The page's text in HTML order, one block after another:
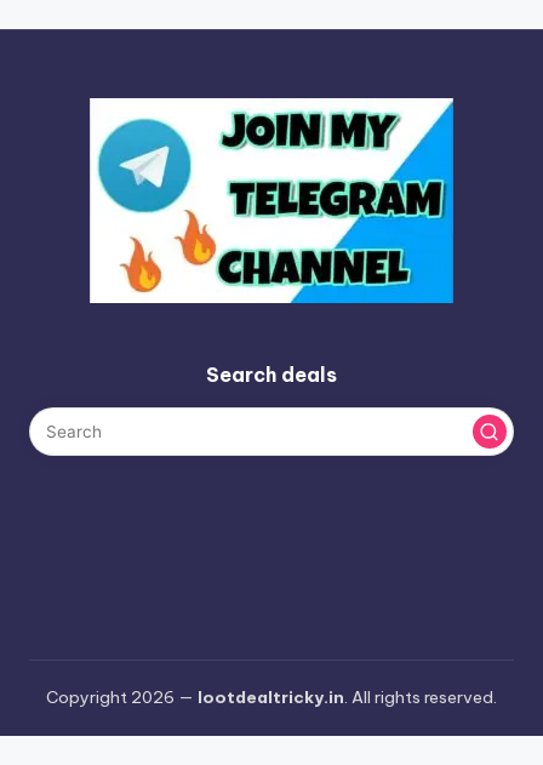
pagination
Search deals
Copyright 2026 — lootdealtricky.in. All rights reserved.